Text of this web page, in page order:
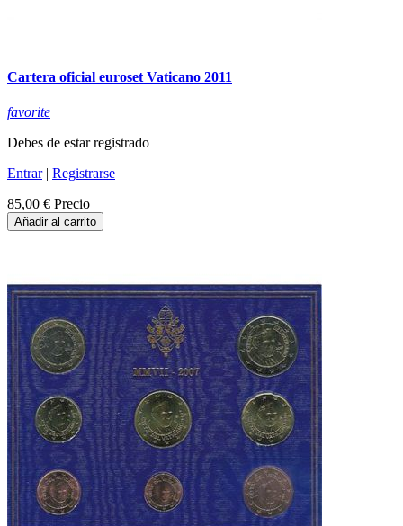
Cartera oficial euroset Vaticano 2011
favorite
Debes de estar registrado
Entrar| Registrarse
85,00 € Precio
Añadir al carrito